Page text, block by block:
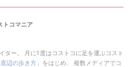
トコマニア
ター。 月に1度はコストコに足を運ぶコスト
底辺の歩き方」 をはじめ、 複数メディアでコ